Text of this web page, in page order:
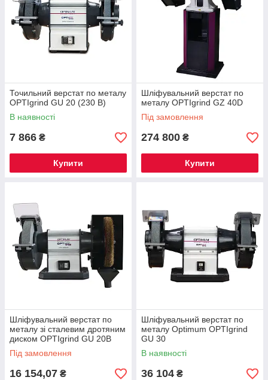
Точильний верстат по металу
OPTIgrind GU 20 (230 В)
В наявності
7 866 ₴
Купити
Шліфувальний верстат по
металу OPTIgrind GZ 40D
Під замовлення
274 800 ₴
Купити
Шліфувальний верстат по
металу зі сталевим дротяним
диском OPTIgrind GU 20B
(380 В)
Під замовлення
16 154,07 ₴
Шліфувальний верстат по
металу Optimum OPTIgrind
GU 30
В наявності
36 104 ₴